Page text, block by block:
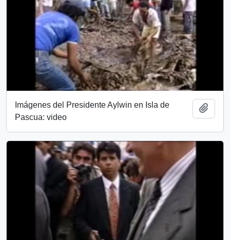
Imágenes del Presidente Aylwin en Isla de
Pascua: video